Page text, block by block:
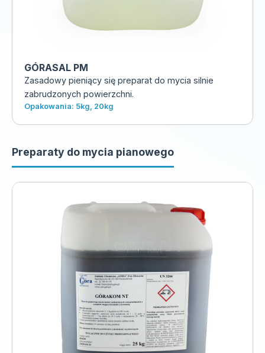
GÓRASAL PM
Zasadowy pieniący się preparat do mycia silnie
zabrudzonych powierzchni.
Opakowania: 5kg, 20kg
Preparaty do mycia pianowego